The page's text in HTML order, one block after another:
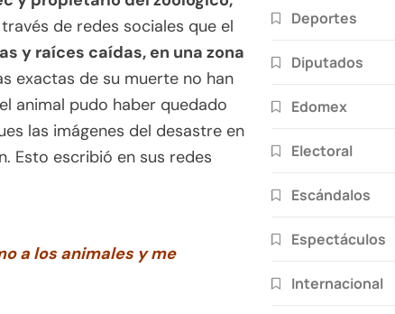
de redes sociales que el
y raíces caídas, en una zona
exactas de su muerte no han
animal pudo haber quedado
las imágenes del desastre en
Esto escribió en sus redes
a los animales y me
Deportes
Diputados
Edomex
Electoral
Escándalos
Espectáculos
Internacional